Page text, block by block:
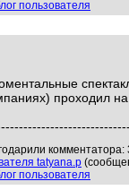
пользователя
проходил
tatyana.p
пользователя